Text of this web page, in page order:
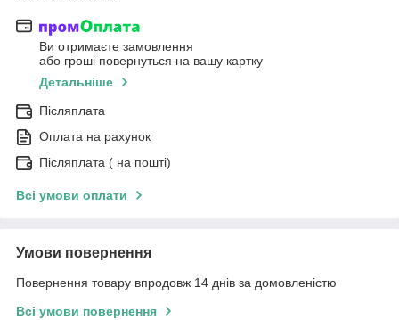
Ви отримаєте замовлення
або гроші повернуться на вашу картку
Детальніше
Післяплата
Оплата на рахунок
Післяплата ( на пошті)
Всі умови оплати
Умови повернення
Повернення товару впродовж 14 днів за домовленістю
Всі умови повернення